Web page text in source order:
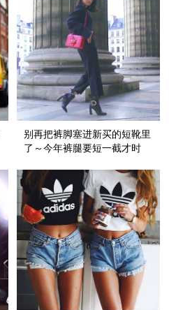
别再把裤脚塞进新买的短靴里
了～今年裤腿要短一截才时